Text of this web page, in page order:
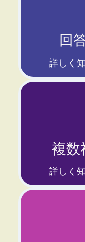
回
詳しく
複数
詳しく